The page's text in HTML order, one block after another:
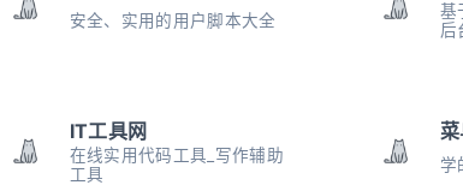
安全、实用的用户脚本大全
基
后
IT工具网
在线实用代码工具_写作辅助
工具
学